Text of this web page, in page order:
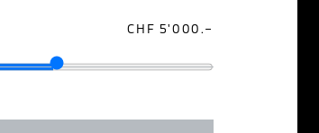
CHF 5'000.–